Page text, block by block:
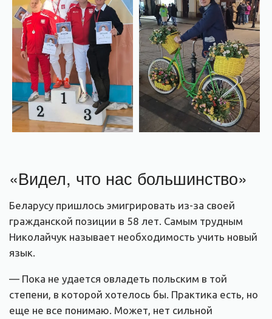
«Видел, что нас большинство»
Беларусу пришлось эмигрировать из-за своей
гражданской позиции в 58 лет. Самым трудным
Николайчук называет необходимость учить новый
язык.
— Пока не удается овладеть польским в той
степени, в которой хотелось бы. Практика есть, но
еще не все понимаю. Может, нет сильной